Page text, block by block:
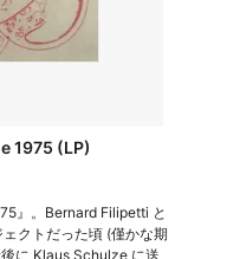
1975 (LP)
』。Bernard Filipetti と
クトだった頃 (僅かな期
に Klaus Schulze に送